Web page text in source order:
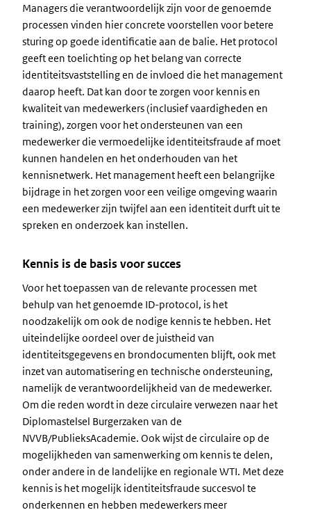
Managers die verantwoordelijk zijn voor de genoemde
processen vinden hier concrete voorstellen voor betere
sturing op goede identificatie aan de balie. Het protocol
geeft een toelichting op het belang van correcte
identiteitsvaststelling en de invloed die het management
daarop heeft. Dat kan door te zorgen voor kennis en
kwaliteit van medewerkers (inclusief vaardigheden en
training), zorgen voor het ondersteunen van een
medewerker die vermoedelijke identiteitsfraude af moet
kunnen handelen en het onderhouden van het
kennisnetwerk. Het management heeft een belangrijke
bijdrage in het zorgen voor een veilige omgeving waarin
een medewerker zijn twijfel aan een identiteit durft uit te
spreken en onderzoek kan instellen.
Kennis is de basis voor succes
Voor het toepassen van de relevante processen met
behulp van het genoemde ID-protocol, is het
noodzakelijk om ook de nodige kennis te hebben. Het
uiteindelijke oordeel over de juistheid van
identiteitsgegevens en brondocumenten blijft, ook met
inzet van automatisering en technische ondersteuning,
namelijk de verantwoordelijkheid van de medewerker.
Om die reden wordt in deze circulaire verwezen naar het
Diplomastelsel Burgerzaken van de
NVVB/PublieksAcademie. Ook wijst de circulaire op de
mogelijkheden van samenwerking om kennis te delen,
onder andere in de landelijke en regionale WTI. Met deze
kennis is het mogelijk identiteitsfraude succesvol te
onderkennen en hebben medewerkers meer